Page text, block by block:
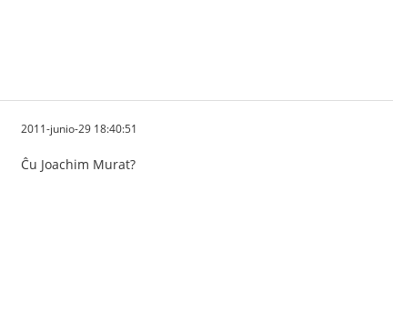
2011-junio-29 18:40:51
Ĉu Joachim Murat?